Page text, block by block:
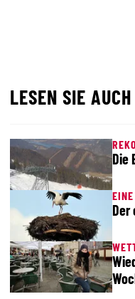
LESEN SIE AUCH
Die
Der